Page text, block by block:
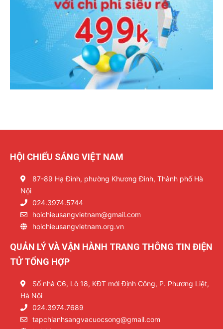
HỘI CHIẾU SÁNG VIỆT NAM
87-89 Hạ Đình, phường Khương Đình, Thành phố Hà
Nội
024.3974.5744
hoichieusangvietnam@gmail.com
hoichieusangvietnam.org.vn
QUẢN LÝ VÀ VẬN HÀNH TRANG THÔNG TIN ĐIỆN
TỬ TỔNG HỢP
Số nhà C6, Lô 18, KĐT mới Định Công, P. Phương Liệt,
Hà Nội
024.3974.7689
tapchianhsangvacuocsong@gmail.com